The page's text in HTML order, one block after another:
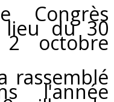
Congrès
lieu du 30
octobre
rassemblé
l'année